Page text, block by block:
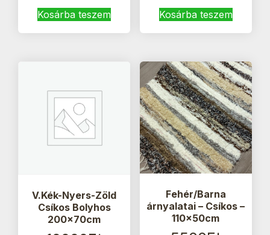
Kosárba teszem Kosárba teszem
V.Kék-Nyers-Zöld
Csíkos Bolyhos
200x70cm
Fehér/Barna
árnyalatai – Csíkos –
110x50cm